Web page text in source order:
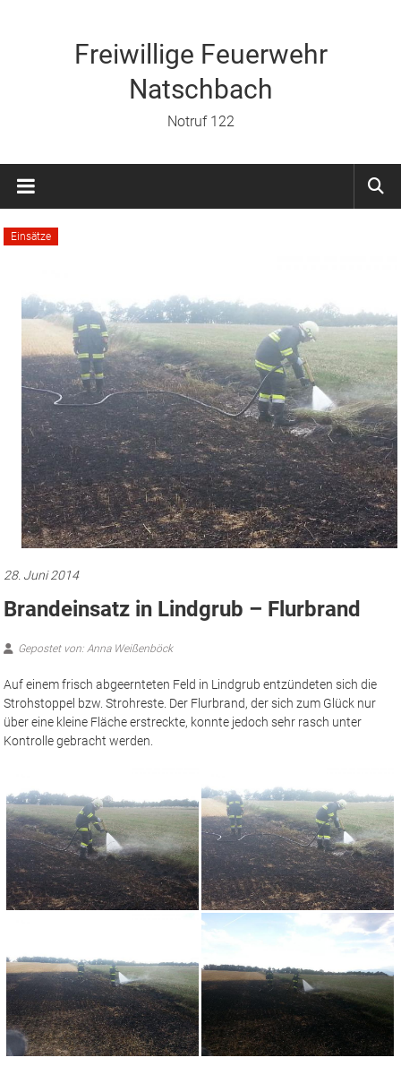
Freiwillige Feuerwehr
Natschbach
Notruf 122
Einsätze
28. Juni 2014
Brandeinsatz in Lindgrub – Flurbrand
Gepostet von: Anna Weißenböck
Auf einem frisch abgeernteten Feld in Lindgrub entzündeten sich die
Strohstoppel bzw. Strohreste. Der Flurbrand, der sich zum Glück nur
über eine kleine Fläche erstreckte, konnte jedoch sehr rasch unter
Kontrolle gebracht werden.